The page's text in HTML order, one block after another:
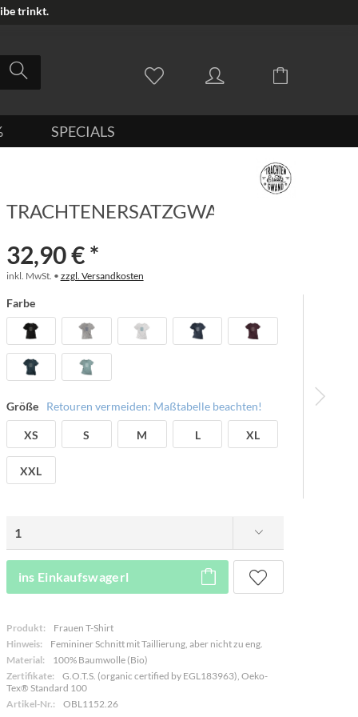
trinkt.
SPECIALS
TRACHTENERSATZGWAND
32,90 € *
inkl. MwSt. • zzgl. Versandkosten
Farbe
Größe Retouren vermeiden: Maßtabelle beachten!
XS S M L XL
XXL
ins Einkaufswagerl
Produkt:
Frauen T-Shirt
Hinweis:
Femininer Schnitt mit Taillierung, aber nicht zu eng.
Material:
100% Baumwolle (Bio)
Zertifikate:
G.O.T.S. (organic certified by EGL183963), Oeko-
Tex® Standard 100
Artikel-Nr.:
OBL1152.26